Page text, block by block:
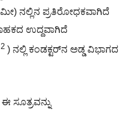
ನಲ್ಲಿನ ಪ್ರತಿರೋಧಕವಾಗಿದೆ
ಉದ್ದವಾಗಿದೆ
2 ) ನಲ್ಲಿ ಕಂಡಕ್ಟರ್‌ನ ಅಡ್ಡ ವಿಭಾಗದ
ಸೂತ್ರವನ್ನು